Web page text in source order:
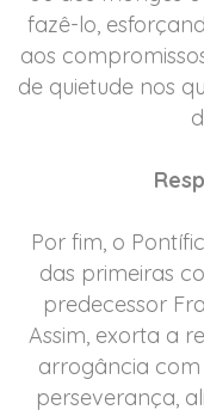
fazê-lo,
aos
de quietude nos
Por fim, o
das primeiras
predecessor
Assim, exorta a
arrogância
perseverança,